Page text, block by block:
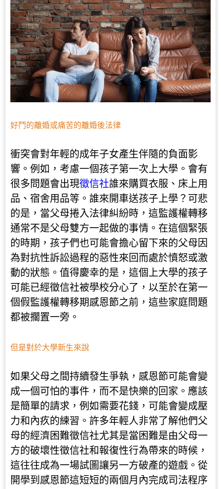
好鬥的離婚或痛苦的離婚後法律
衝突會對年輕的成年子女產生伴隨的負面影
響。例如，考慮一個孩子第一次上大學。會有
很多問題會出現徵信社誰來購買衣服、床上用
品、宿舍用品等。誰來開車送孩子上學？可悲
的是，當父母捲入法律糾紛時，這監護權轉移
通常不是父母雙方一起做的事情。在這個緊張
的時期，孩子們也可能會擔心留下來的父母因
為對抗性訴訟過程的惡性來回而處於憤怒或激
動的狀態。值得慶幸的是，這個上大學的孩子
可能已經徵信社被學校分心了，以至於在第一
個假監護權轉移期感恩節之前，這些家庭問題
都被擱置一旁。
但是對於大學新生來說
如果父母之間持續發生爭執，感恩節可能會變
成一個可怕的事件，而不是快樂的回家。應該
是簡單的請求，例如需要花錢，可能會變成壓
力和內疚的練習。許多年輕人非常了解他們父
母的經濟困難徵信社尤其是當困難是由父母一
方的破壞性徵信社和報復性行為帶來的時候，
這往往成為一場試圖讓另一方破產的遊戲。從
開學到感恩節這短短的兩個月內完成司法程序